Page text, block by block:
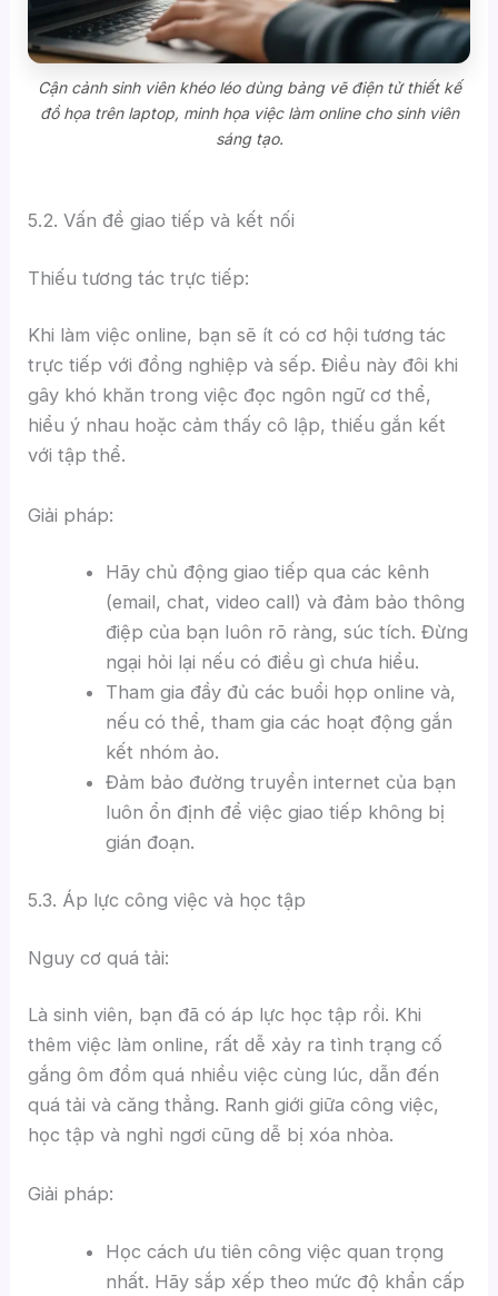
Cận cảnh sinh viên khéo léo dùng bảng vẽ điện tử thiết kế
đồ họa trên laptop, minh họa việc làm online cho sinh viên
sáng tạo.
5.2. Vấn đề giao tiếp và kết nối
Thiếu tương tác trực tiếp:
Khi làm việc online, bạn sẽ ít có cơ hội tương tác
trực tiếp với đồng nghiệp và sếp. Điều này đôi khi
gây khó khăn trong việc đọc ngôn ngữ cơ thể,
hiểu ý nhau hoặc cảm thấy cô lập, thiếu gắn kết
với tập thể.
Giải pháp:
Hãy chủ động giao tiếp qua các kênh
(email, chat, video call) và đảm bảo thông
điệp của bạn luôn rõ ràng, súc tích. Đừng
ngại hỏi lại nếu có điều gì chưa hiểu.
Tham gia đầy đủ các buổi họp online và,
nếu có thể, tham gia các hoạt động gắn
kết nhóm ảo.
Đảm bảo đường truyền internet của bạn
luôn ổn định để việc giao tiếp không bị
gián đoạn.
5.3. Áp lực công việc và học tập
Nguy cơ quá tải:
Là sinh viên, bạn đã có áp lực học tập rồi. Khi
thêm việc làm online, rất dễ xảy ra tình trạng cố
gắng ôm đồm quá nhiều việc cùng lúc, dẫn đến
quá tải và căng thẳng. Ranh giới giữa công việc,
học tập và nghỉ ngơi cũng dễ bị xóa nhòa.
Giải pháp:
Học cách ưu tiên công việc quan trọng
nhất. Hãy sắp xếp theo mức độ khẩn cấp